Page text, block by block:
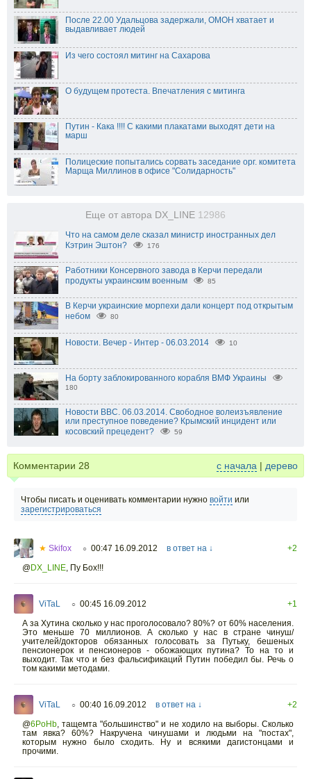
После 22.00 Удальцова задержали, ОМОН хватает и
выдавливает людей
Из чего состоял митинг на Сахарова
О будущем протеста. Впечатления с митинга
Путин - Кака !!!! С какими плакатами выходят дети на
марш
Полицеские попытались сорвать заседание орг. комитета
Марща Миллинов в офисе "Солидарность"
Еще от автора DX_LINE 12986
Что на самом деле сказал министр иностранных дел
Кэтрин Эштон?
176
Работники Консервного завода в Керчи передали
продукты украинским военным
85
В Керчи украинские морпехи дали концерт под открытым
небом
80
Новости. Вечер - Интер - 06.03.2014 10
На борту заблокированного корабля ВМФ Украины
180
Новости BBC. 06.03.2014. Свободное волеизъявление
или преступное поведение? Крымский инцидент или
косовский прецедент?
59
Комментарии 28 с начала | дерево
Чтобы писать и оценивать комментарии нужно войти или
зарегистрироваться
★ Skifox ○ 00:47 16.09.2012 в ответ на ↓
+2
@DX_LINE, Пу Бох!!!
ViTaL ○ 00:45 16.09.2012
+1
А за Хутина сколько у нас проголосовало? 80%? от 60% населения.
Это меньше 70 миллионов. А сколько у нас в стране чинуш/
учителей/докторов обязанных голосовать за Путьку, бешеных
пенсионерок и пенсионеров - обожающих путина? То на то и
выходит. Так что и без фальсификаций Путин победил бы. Речь о
том какими методами.
ViTaL ○ 00:40 16.09.2012 в ответ на ↓
+2
@6PoHb,тащемта "большинство" и не ходило на выборы. Сколько
там явка? 60%? Накручена чинушами и людьми на "постах",
которым нужно было сходить. Ну и всякими дагистонцами и
прочими.